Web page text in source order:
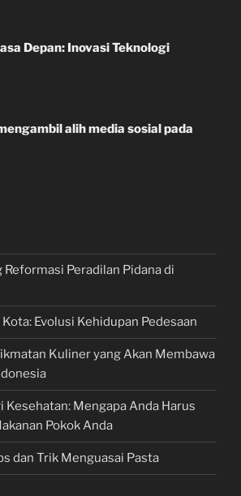
Depan: Inovasi Teknologi
alih media sosial pada
Peradilan Pidana di
Evolusi Kehidupan Pedesaan
Kuliner yang Akan Membawa
Kesehatan: Mengapa Anda Harus
Pokok Anda
dan Trik Menguasai Pasta